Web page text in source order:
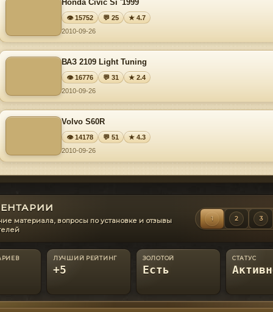
Honda Civic Si '1999
👁 15752 💬 25
★ 4.7
2010-09-26
ВАЗ 2109 Light Tuning
👁 16776 💬 31
★ 2.4
2010-09-26
Volvo S60R
👁 14178 💬 51
★ 4.3
2010-09-26
материала, вопросы по установке и отзывы
1 2 3
ЛУЧШИЙ РЕЙТИНГ
+5
ЗОЛОТОЙ
Есть
СТАТУС